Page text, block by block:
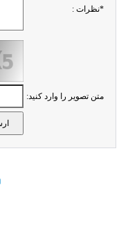
*نظرات :
متن تصویر را وارد کنید: